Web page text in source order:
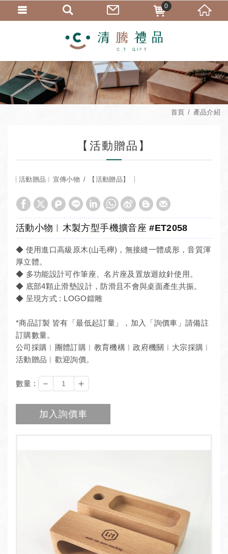
首頁 產品介紹
【活動贈品】
活動贈品︱宣傳小物 【活動贈品】
活動小物︱木製方型手機擴音座 #ET2058
◆ 使用進口高級原木(山毛櫸)，無接縫一體成形，音質渾
厚立體。
◆ 多功能設計可作筆座、名片座及置放迴紋針使用。
◆ 底部4顆止滑墊設計，防滑且不會與桌面產生共振。
◆ 呈現方式 : LOGO鐳雕
*商品訂製 皆有「最低起訂量」，加入「詢價車」請備註
訂購數量。
公司採購︱團體訂購︱教育機構︱政府機關︱大宗採購︱
活動贈品︱歡迎詢價。
數量 : － ＋
加入詢價車
0